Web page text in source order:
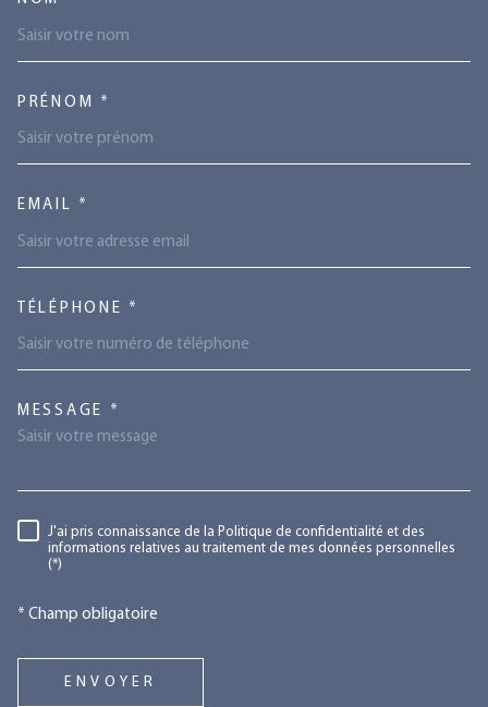
PRÉNOM *
EMAIL *
TÉLÉPHONE *
TRAD_MELTEM_VOREDEMANDE
MESSAGE *
RÈGLEMENTATION
J'ai pris connaissance de la Politique de confidentialité et des
informations relatives au traitement de mes données personnelles
(*)
* Champ obligatoire
ENVOYER